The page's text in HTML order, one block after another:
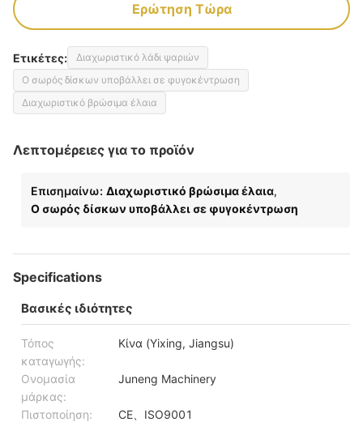
Ερώτηση Τώρα
Ετικέτες:
Διαχωριστικό λάδι ψαριών
Ο σωρός δίσκων υποβάλλει σε φυγοκέντρωση
Διαχωριστικό βρώσιμα έλαια
Λεπτομέρειες για το προϊόν
Επισημαίνω: Διαχωριστικό βρώσιμα έλαια,
Ο σωρός δίσκων υποβάλλει σε φυγοκέντρωση
Specifications
Βασικές ιδιότητες
Τόπος
καταγωγής:
Κίνα (Yixing, Jiangsu)
Ονομασία
μάρκας:
Juneng Machinery
Πιστοποίηση:
CE、ISO9001